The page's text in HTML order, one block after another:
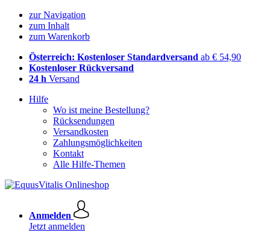
zur Navigation
zum Inhalt
zum Warenkorb
Österreich: Kostenloser Standardversand ab € 54,90
Kostenloser Rückversand
24 h Versand
Hilfe
Wo ist meine Bestellung?
Rücksendungen
Versandkosten
Zahlungsmöglichkeiten
Kontakt
Alle Hilfe-Themen
Anmelden
Jetzt anmelden